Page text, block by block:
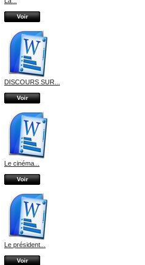
Voir
DISCOURS SUR...
Voir
Le cinéma...
Voir
Le président...
Voir